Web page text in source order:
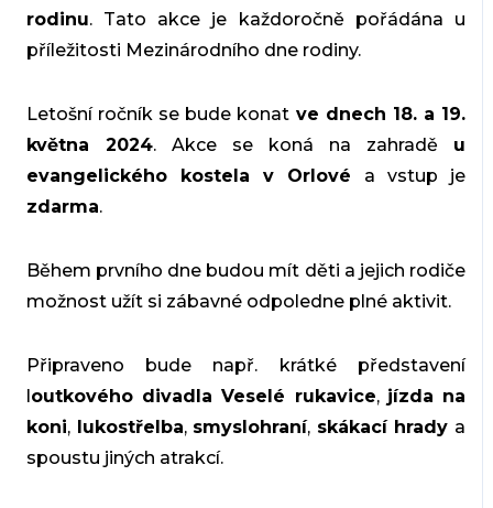
rodinu. Tato akce je každoročně pořádána u
příležitosti Mezinárodního dne rodiny.
Letošní ročník se bude konat ve dnech 18. a 19.
května 2024. Akce se koná na zahradě u
evangelického kostela v Orlové a vstup je
zdarma.
Během prvního dne budou mít děti a jejich rodiče
možnost užít si zábavné odpoledne plné aktivit.
Připraveno bude např. krátké představení
loutkového divadla Veselé rukavice, jízda na
koni, lukostřelba, smyslohraní, skákací hrady a
spoustu jiných atrakcí.